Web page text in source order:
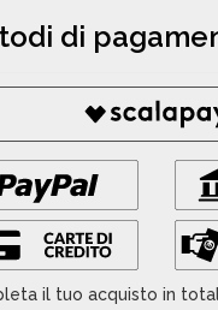
di
il tuo acquisto in